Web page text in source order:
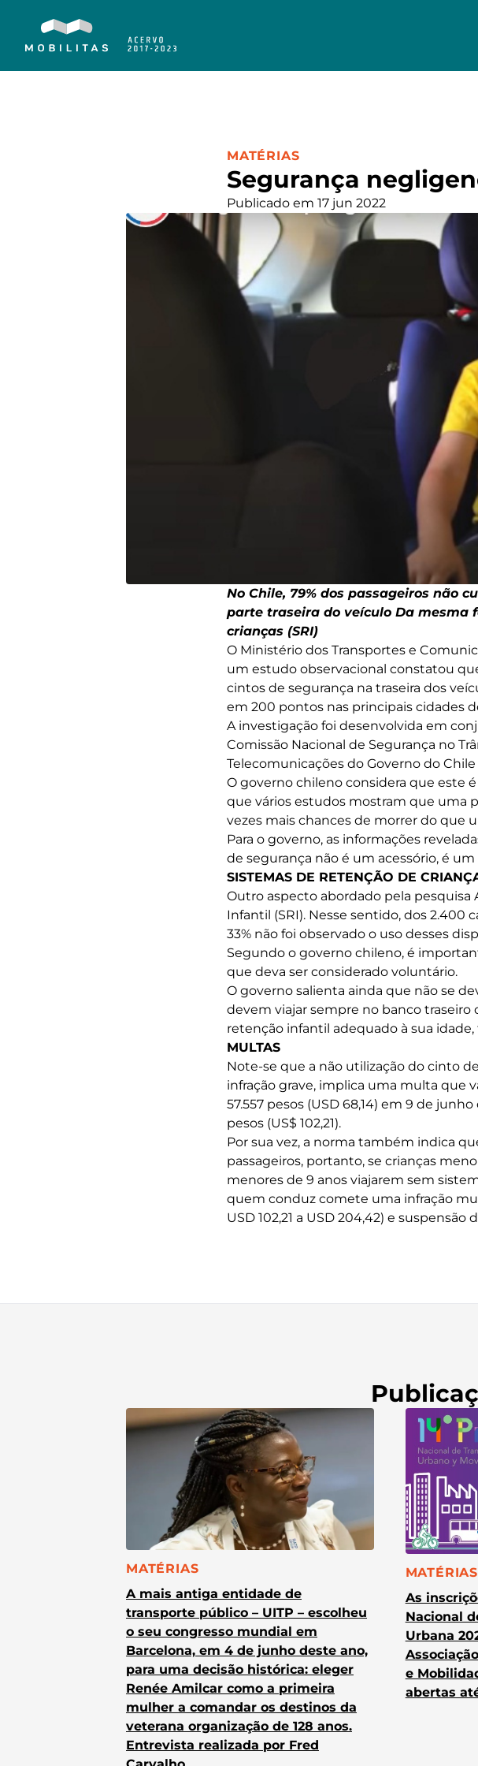
Segurança
CATEGORIA:
MATÉRIAS
Publicado em 17 jun 2022
No Chile, 79% dos passageiros não
parte traseira do veículo Da mesma
crianças (SRI)
O Ministério dos Transportes e
um estudo observacional constatou
cintos de segurança na traseira dos
em 200 pontos nas principais cidades
A investigação foi desenvolvida em
Comissão Nacional de Segurança no
Telecomunicações do Governo do
O governo chileno considera que este
que vários estudos mostram que uma
vezes mais chances de morrer do que
Para o governo, as informações
de segurança não é um acessório, é
SISTEMAS DE RETENÇÃO DE
Outro aspecto abordado pela pesquisa
Infantil (SRI). Nesse sentido, dos 2.400
33% não foi observado o uso desses
Segundo o governo chileno, é
que deva ser considerado voluntário.
O governo salienta ainda que não se
devem viajar sempre no banco
retenção infantil adequado à sua
MULTAS
Note-se que a não utilização do cinto
infração grave, implica uma multa que
57.557 pesos (USD 68,14) em 9 de
pesos (US$ 102,21).
Por sua vez, a norma também indica
passageiros, portanto, se crianças
menores de 9 anos viajarem sem
quem conduz comete uma infração
USD 102,21 a USD 204,42) e suspensão
CATEGORIA:
MATÉRIAS
A mais antiga entidade de
transporte público – UITP – escolheu
o seu congresso mundial em
Barcelona, em 4 de junho deste ano,
para uma decisão histórica: eleger
Renée Amilcar como a primeira
mulher a comandar os destinos da
veterana organização de 128 anos.
Entrevista realizada por Fred
MATÉRIAS
As
Nacional
Urbana
e
abertas